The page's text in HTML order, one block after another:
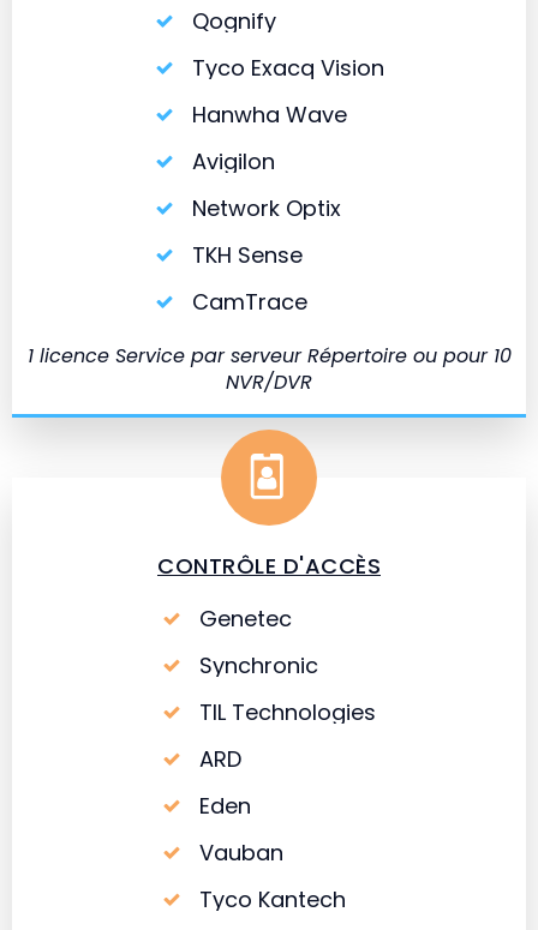
Qognify
Tyco Exacq Vision
Hanwha Wave
Avigilon
Network Optix
TKH Sense
CamTrace
1 licence Service par serveur Répertoire ou pour 10
NVR/DVR
CONTRÔLE D'ACCÈS
Genetec
Synchronic
TIL Technologies
ARD
Eden
Vauban
Tyco Kantech